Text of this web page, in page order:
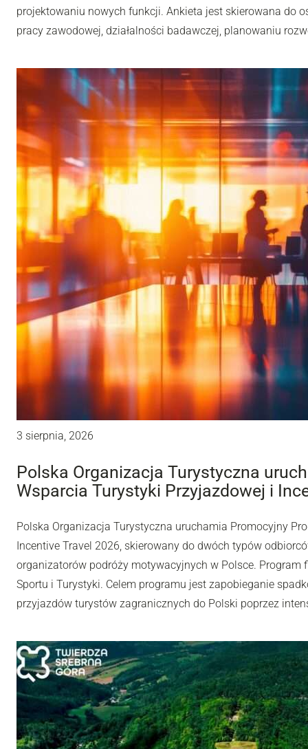
projektowaniu nowych funkcji. Ankieta jest skierowana do
pracy zawodowej, działalności badawczej, planowaniu
3 sierpnia, 2026
Polska Organizacja Turystyczna
Wsparcia Turystyki Przyjazdowej i
Polska Organizacja Turystyczna uruchamia Promocyjny
Incentive Travel 2026, skierowany do dwóch typów
organizatorów podróży motywacyjnych w Polsce.
Sportu i Turystyki. Celem programu jest zapobieganie
przyjazdów turystów zagranicznych do Polski poprzez